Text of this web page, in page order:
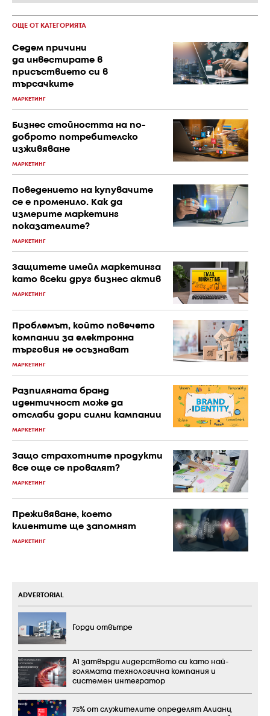
ОЩЕ ОТ КАТЕГОРИЯТА
Седем причини
да инвестирате в
присъствието си в
търсачките
МАРКЕТИНГ
Бизнес стойността на по-
доброто потребителско
изживяване
МАРКЕТИНГ
Поведението на купувачите
се е променило. Как да
измерите маркетинг
показателите?
МАРКЕТИНГ
Защитете имейл маркетинга
като всеки друг бизнес актив
МАРКЕТИНГ
Проблемът, който повечето
компании за електронна
търговия не осъзнават
МАРКЕТИНГ
Разпиляната бранд
идентичност може да
отслаби дори силни кампании
МАРКЕТИНГ
Защо страхотните продукти
все още се провалят?
МАРКЕТИНГ
Преживяване, което
клиентите ще запомнят
МАРКЕТИНГ
ADVERTORIAL
Горди отвътре
А1 затвърди лидерството си като най-
голямата технологична компания и
системен интегратор
75% от служителите определят Алианц